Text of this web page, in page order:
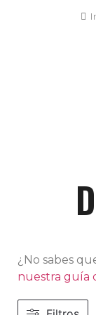
¿No sabes
nuestra guía